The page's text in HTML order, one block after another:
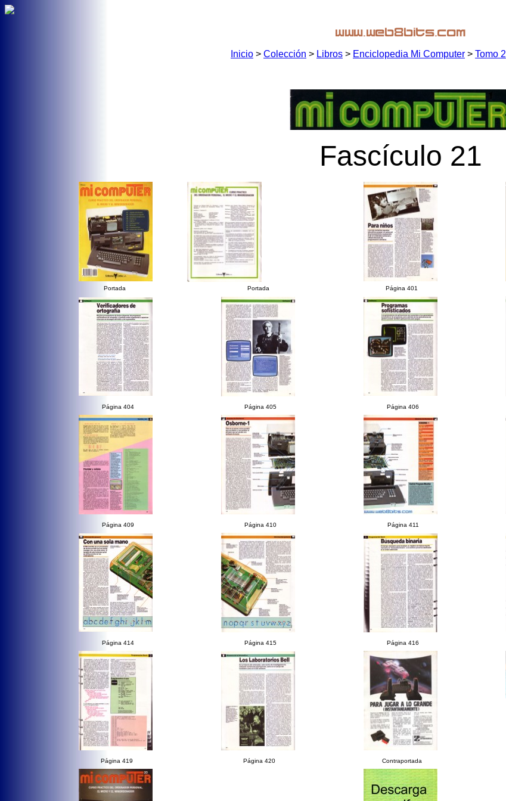
Inicio > Colección > Libros > Enciclopedia Mi Computer > Tomo 2
Fascículo 21
Portada Portada Página 401
Página 404 Página 405 Página 406
Página 409 Página 410 Página 411
Página 414 Página 415 Página 416
Página 419 Página 420 Contraportada